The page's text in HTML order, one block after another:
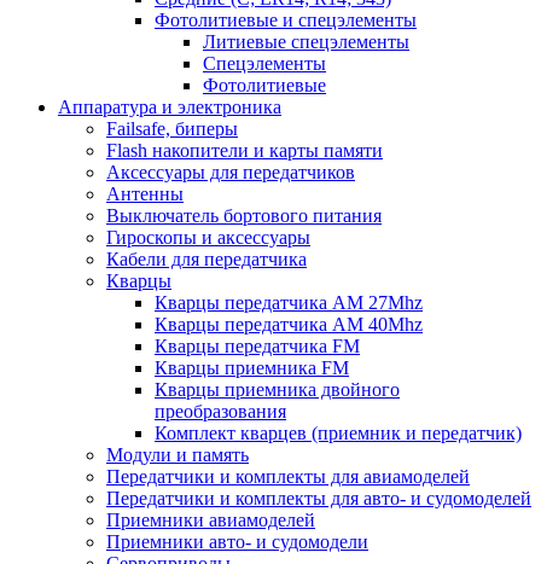
Фотолитиевые и спецэлементы
Литиевые спецэлементы
Спецэлементы
Фотолитиевые
Аппаратура и электроника
Failsafe, биперы
Flash накопители и карты памяти
Аксессуары для передатчиков
Антенны
Выключатель бортового питания
Гироскопы и аксессуары
Кабели для передатчика
Кварцы
Кварцы передатчика AM 27Mhz
Кварцы передатчика AM 40Mhz
Кварцы передатчика FM
Кварцы приемника FM
Кварцы приемника двойного
преобразования
Комплект кварцев (приемник и передатчик)
Модули и память
Передатчики и комплекты для авиамоделей
Передатчики и комплекты для авто- и судомоделей
Приемники авиамоделей
Приемники авто- и судомодели